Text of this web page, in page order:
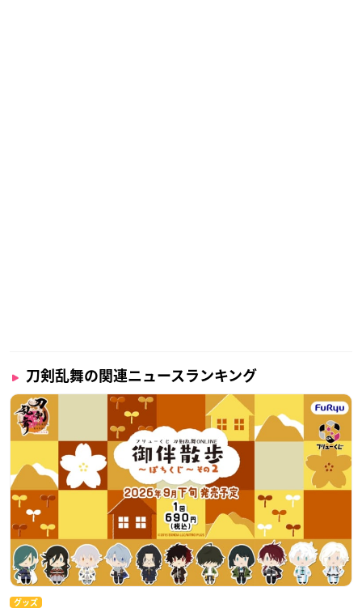
刀剣乱舞の関連ニュースランキング
グッズ